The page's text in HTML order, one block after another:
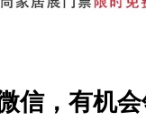
信，有机